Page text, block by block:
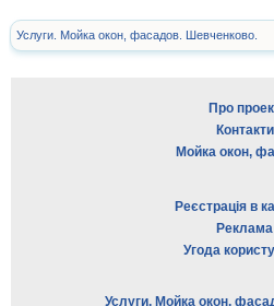
Услуги. Мойка окон, фасадов. Шевченково.
Про
Контакти
Мойка окон,
Реєстрація в
Реклама
Угода
Услуги. Мойка окон,